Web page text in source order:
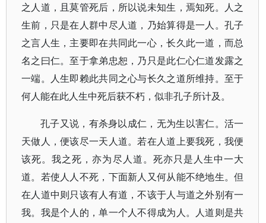
之人道，且莫管死后，所以说未知生，焉知死。人之
生前，只是在人群中尽人道，乃始算得是一人。孔子
之言人生，主要即在共同此一心，长久此一道，而总
名之曰仁。至于拿弟忠恕，乃只是此仁心仁道发露之
一端。人生即赖此共同之心与长久之道所维持。至于
何人能在此人生中死后获不朽，似非孔子所计及。
孔子又说，有杀身以成仁，无为生以害仁。活一
天做人，便该尽一天人道。若在人道上要我死，我便
该死。我之死，亦为尽人道。死亦只是人生中一大
道。若使人人不死，下面新人又何从能不绝地生。但
在人道中则只该有人有道，不该于人与道之外别有一
我。我是个人的，单一个人不得成为人。人道则是共